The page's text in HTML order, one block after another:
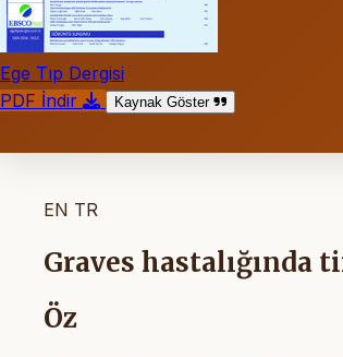
Ege Tıp Dergisi
PDF İndir
Kaynak Göster
EN TR
Graves hastalığında
Öz